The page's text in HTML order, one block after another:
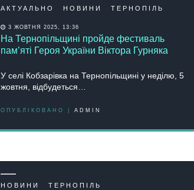
АКТУАЛЬНО НОВИНИ ТЕРНОПІЛЬ
3 ЖОВТНЯ 2025, 13:36
На Тернопільщині пройде фестиваль
пам’яті Героя України Віктора Гурняка
У селі Кобзарівка на Тернопільщині у неділю, 5
жовтня, відбудеться…
ОПУБЛІКОВАНО | ADMIN
НОВИНИ ТЕРНОПІЛЬ